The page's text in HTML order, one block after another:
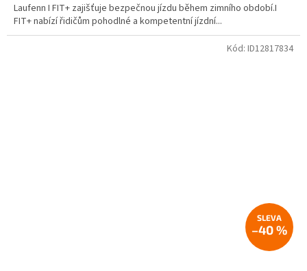
Laufenn I FIT+ zajišťuje bezpečnou jízdu během zimního období.I
FIT+ nabízí řidičům pohodlné a kompetentní jízdní...
–40 %
Kód: ID12817834